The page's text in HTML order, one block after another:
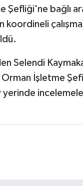
Şefliği'ne bağlı
Selendi
İşletme